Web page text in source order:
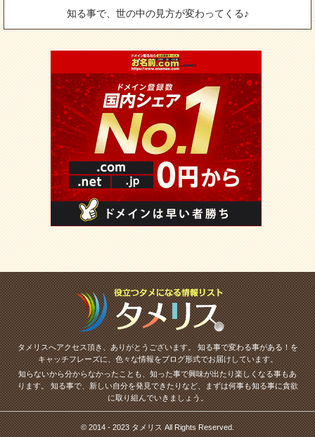
知る事で、世の中の見方が変わってくる♪
タメリスへアクセス頂き、ありがとうございます。知る事で変わる事がある！を
キャッチフレーズに、色々な情報をブログ形式でお届けしています。
知らないから分からなかったことも、知った事で興味が出たり楽しくなる事もあ
ります。知る事で、新しい自分を発見できたりなど、まずは何事も知る事に貪欲
に取り組んでいきましょう。
© 2014 - 2023 タメリス All Rights Reserved.